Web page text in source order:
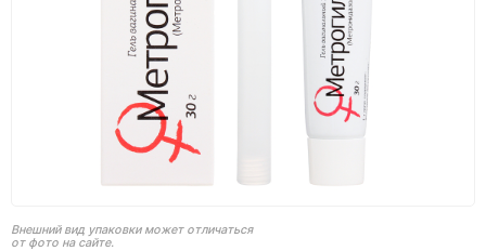
Внешний вид упаковки может отличаться
от фото на сайте.